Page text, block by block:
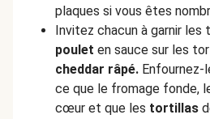
plaques si vous êtes
Invitez chacun à garnir les
poulet en sauce sur les
cheddar râpé. Enfournez-
ce que le fromage fonde,
cœur et que les tortillas